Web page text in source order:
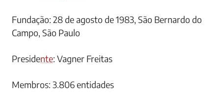
Fundação: 28 de agosto de 1983, São Bernardo do
Campo, São Paulo
Presidente: Vagner Freitas
Membros: 3.806 entidades